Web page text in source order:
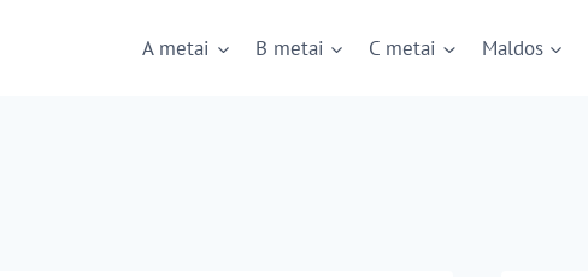
A metai B metai C metai Maldos